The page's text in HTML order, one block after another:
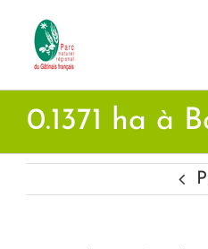
contenu
0.1371 ha à